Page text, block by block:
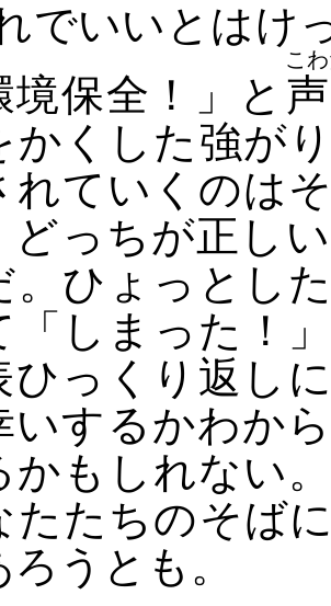
でいいとはけ
境保全！」と
こ
かくした強が
れていくのは
どっちが正し
。ひょっとし
「しまった！
ひっくり返し
いするかわか
かもしれない
たたちのそば
うとも。